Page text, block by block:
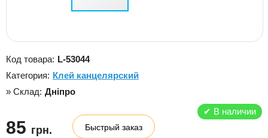
Код товара: L-53044
Категория: Клей канцелярский
» Склад: Дніпро
✔ В наличии
85 грн. Быстрый заказ